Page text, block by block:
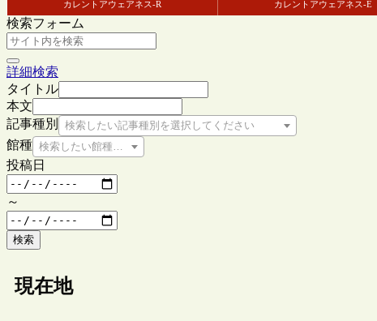
カレントアウェアネス-R カレントアウェアネス-E
検索フォーム
詳細検索
タイトル
本文
記事種別
検索したい記事種別を選択してください
館種 検索したい館種を選択してください
投稿日
～
検索
現在地